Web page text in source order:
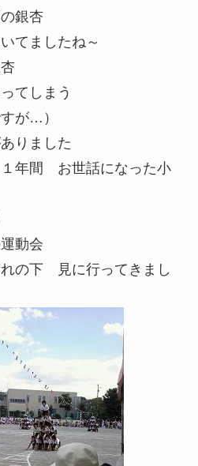
銀杏
てましたね～
てしまう
が…）
りました
年間 お世話になった小
動会
の下 見に行ってきまし